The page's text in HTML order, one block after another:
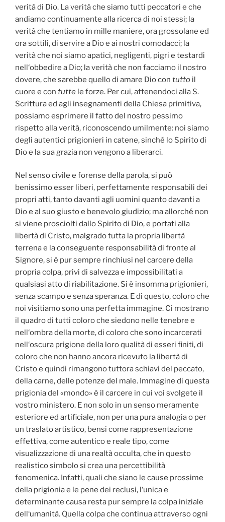
verità di Dio. La verità che siamo tutti peccatori e che
andiamo continuamente alla ricerca di noi stessi; la
verità che tentiamo in mille maniere, ora grossolane ed
ora sottili, di servire a Dio e ai nostri comodacci; la
verità che noi siamo apatici, negligenti, pigri e testardi
nell‘obbedire a Dio; la verità che non facciamo il nostro
dovere, che sarebbe quello di amare Dio con tutto il
cuore e con tutte le forze. Per cui, attenendoci alla S.
Scrittura ed agli insegnamenti della Chiesa primitiva,
possiamo esprimere il fatto del nostro pessimo
rispetto alla verità, riconoscendo umilmente: noi siamo
degli autentici prigionieri in catene, sinché lo Spirito di
Dio e la sua grazia non vengono a liberarci.
Nel senso civile e forense della parola, si può
benissimo esser liberi, perfettamente responsabili dei
propri atti, tanto davanti agli uomini quanto davanti a
Dio e al suo giusto e benevolo giudizio; ma allorché non
si viene prosciolti dallo Spirito di Dio, e portati alla
libertà di Cristo, malgrado tutta la propria libertà
terrena e la conseguente responsabilità di fronte al
Signore, si è pur sempre rinchiusi nel carcere della
propria colpa, privi di salvezza e impossibilitati a
qualsiasi atto di riabilitazione. Si è insomma prigionieri,
senza scampo e senza speranza. E di questo, coloro che
noi visitiamo sono una perfetta immagine. Ci mostrano
il quadro di tutti coloro che siedono nelle tenebre e
nell‘ombra della morte, di coloro che sono incarcerati
nell‘oscura prigione della loro qualità di esseri finiti, di
coloro che non hanno ancora ricevuto la libertà di
Cristo e quindi rimangono tuttora schiavi del peccato,
della carne, delle potenze del male. Immagine di questa
prigionia del «mondo» è il carcere in cui voi svolgete il
vostro ministero. E non solo in un senso meramente
esteriore ed artificiale, non per una pura analogia o per
un traslato artistico, bensi come rappresentazione
effettiva, come autentico e reale tipo, come
visualizzazione di una realtà occulta, che in questo
realistico simbolo si crea una percettibilità
fenomenica. Infatti, quali che siano le cause prossime
della prigionia e le pene dei reclusi, l‘unica e
determinante causa resta pur sempre la colpa iniziale
dell‘umanità. Quella colpa che continua attraverso ogni